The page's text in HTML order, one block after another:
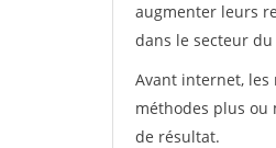
augmenter leurs
dans le secteur
Avant internet, les
méthodes plus ou
de résultat.